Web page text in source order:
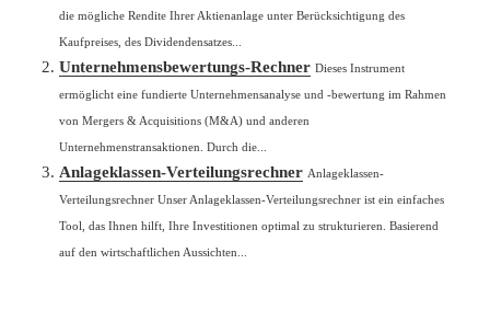
die mögliche Rendite Ihrer Aktienanlage unter Berücksichtigung des
Kaufpreises, des Dividendensatzes...
Unternehmensbewertungs-Rechner Dieses Instrument
ermöglicht eine fundierte Unternehmensanalyse und -bewertung im Rahmen
von Mergers & Acquisitions (M&A) und anderen
Unternehmenstransaktionen. Durch die...
Anlageklassen-Verteilungsrechner Anlageklassen-
Verteilungsrechner Unser Anlageklassen-Verteilungsrechner ist ein einfaches
Tool, das Ihnen hilft, Ihre Investitionen optimal zu strukturieren. Basierend
auf den wirtschaftlichen Aussichten...